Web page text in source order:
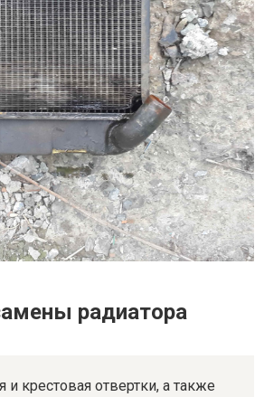
радиатора
крестовая отвертки, а также